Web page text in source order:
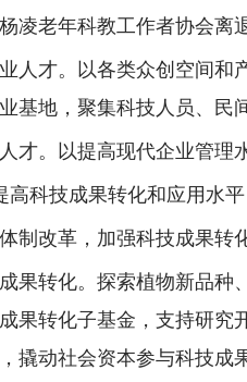
凌老年科教工作者协会离
人才。以各类众创空间和
基地，聚集科技人员、民
才。以提高现代企业管理
高科技成果转化和应用水平
制改革，加强科技成果转
果转化。探索植物新品种
果转化子基金，支持研究
撬动社会资本参与科技成